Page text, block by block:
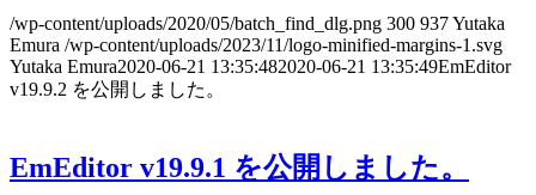
/wp-content/uploads/2020/05/batch_find_dlg.png 300 937Yutaka
Emura /wp-content/uploads/2023/11/logo-minified-margins-1.svg
Yutaka Emura2020-06-21 13:35:482020-06-21 13:35:49EmEditor
v19.9.2 を公開しました。
EmEditor v19.9.1 を公開しました。